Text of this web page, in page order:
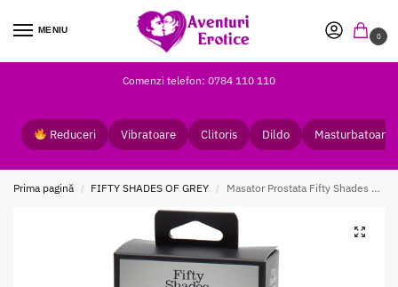
MENIU
0
Comenzi telefon: 0784 110 110
Reduceri Vibratoare Clitoris Dildo Masturbatoare
Prima pagină / FIFTY SHADES OF GREY / Masator Prostata Fifty Shades of Grey Pleasure Collection